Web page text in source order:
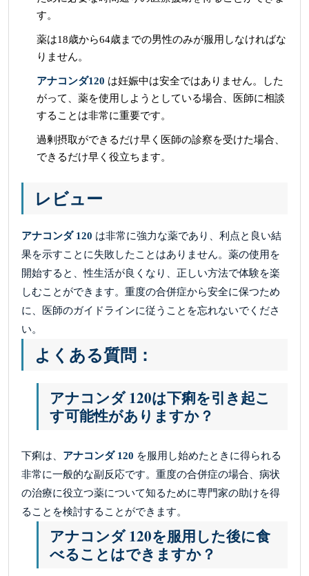
す。
薬は18歳から64歳までの男性のみが服用しなければな
りません。
アナコンダ120 は妊娠中は安全ではありません。した
がって、薬を使用しようとしている場合、医師に相談
することは非常に重要です。
過剰摂取ができるだけ早く医師の診察を受けた場合、
できるだけ早く役立ちます。
レビュー
アナコンダ 120 は非常に強力な薬であり、利点と良い結
果を示すことに失敗したことはありません。薬の使用を
開始すると、性生活が良くなり、正しい方法で体験を楽
しむことができます。重度の合併症から安全に保つため
に、医師のガイドラインに従うことを忘れないでくださ
い。
よくある質問：
アナコンダ 120は下痢を引き起こ
す可能性がありますか？
下痢は、 アナコンダ 120 を服用し始めたときに得られる
非常に一般的な副反応です。重度の合併症の場合、病状
の治療に役立つ薬について知るために専門家の助けを得
ることを検討することができます。
アナコンダ 120を服用した後に食
べることはできますか？